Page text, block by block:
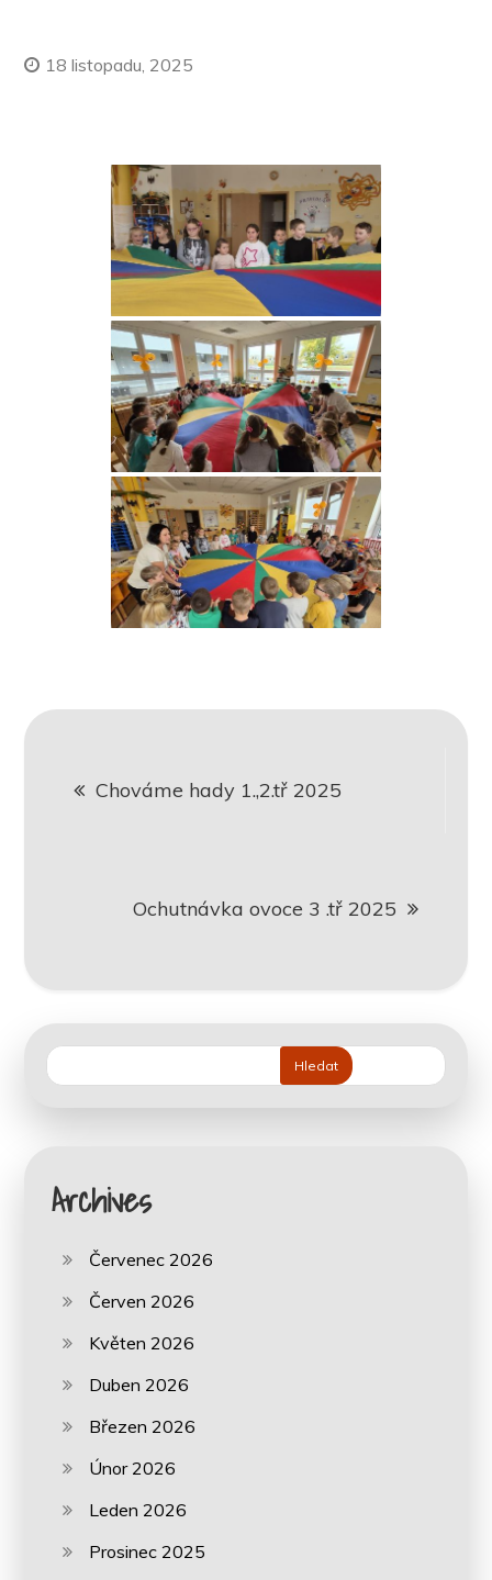
18 listopadu, 2025
proChováme hady 1.,2.tř 2025
Ochutnávka ovoce 3 .tř 2025
Hledat
Archives
Červenec 2026
Červen 2026
Květen 2026
Duben 2026
Březen 2026
Únor 2026
Leden 2026
Prosinec 2025